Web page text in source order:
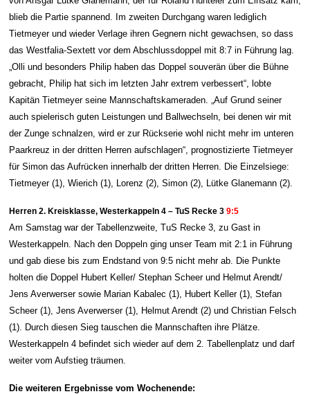
blieb die Partie spannend. Im zweiten Durchgang waren lediglich
Tietmeyer und wieder Verlage ihren Gegnern nicht gewachsen, so dass
das Westfalia-Sextett vor dem Abschlussdoppel mit 8:7 in Führung lag.
„Olli und besonders Philip haben das Doppel souverän über die Bühne
gebracht, Philip hat sich im letzten Jahr extrem verbessert“, lobte
Kapitän Tietmeyer seine Mannschaftskameraden. „Auf Grund seiner
auch spielerisch guten Leistungen und Ballwechseln, bei denen wir mit
der Zunge schnalzen, wird er zur Rückserie wohl nicht mehr im unteren
Paarkreuz in der dritten Herren aufschlagen“, prognostizierte Tietmeyer
für Simon das Aufrücken innerhalb der dritten Herren. Die Einzelsiege:
Tietmeyer (1), Wierich (1), Lorenz (2), Simon (2), Lütke Glanemann (2).
Herren 2. Kreisklasse, Westerkappeln 4 – TuS Recke 3 9:5
Am Samstag war der Tabellenzweite, TuS Recke 3, zu Gast in
Westerkappeln. Nach den Doppeln ging unser Team mit 2:1 in Führung
und gab diese bis zum Endstand von 9:5 nicht mehr ab. Die Punkte
holten die Doppel Hubert Keller/ Stephan Scheer und Helmut Arendt/
Jens Averwerser sowie Marian Kabalec (1), Hubert Keller (1), Stefan
Scheer (1), Jens Averwerser (1), Helmut Arendt (2) und Christian Felsch
(1). Durch diesen Sieg tauschen die Mannschaften ihre Plätze.
Westerkappeln 4 befindet sich wieder auf dem 2. Tabellenplatz und darf
weiter vom Aufstieg träumen.
Die weiteren Ergebnisse vom Wochenende: